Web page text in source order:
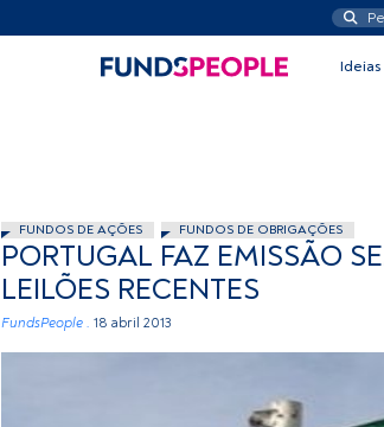
FUNDOS DE AÇÕES FUNDOS DE OBRIGAÇÕES
PORTUGAL FAZ EMISSÃO
LEILÕES RECENTES
FundsPeople . 18 abril 2013